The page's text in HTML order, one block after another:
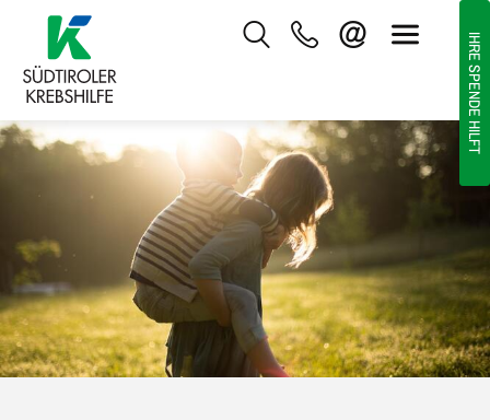
IHRE SPENDE HILFT